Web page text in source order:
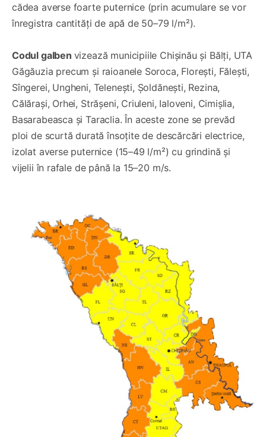
cădea averse foarte puternice (prin acumulare se vor
înregistra cantități de apă de 50–79 l/m²).
Codul galben vizează municipiile Chișinău și Bălți, UTA
Găgăuzia precum și raioanele Soroca, Florești, Fălești,
Sîngerei, Ungheni, Telenești, Șoldănești, Rezina,
Călărași, Orhei, Strășeni, Criuleni, Ialoveni, Cimișlia,
Basarabeasca și Taraclia. În aceste zone se prevăd
ploi de scurtă durată însoțite de descărcări electrice,
izolat averse puternice (15–49 l/m²) cu grindină și
vijelii în rafale de până la 15–20 m/s.